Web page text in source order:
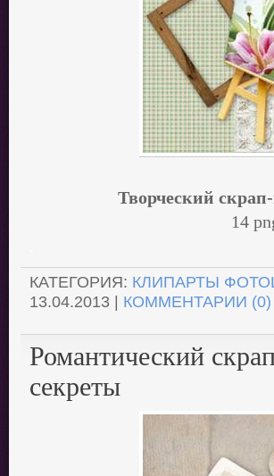
Творческий
14
КАТЕГОРИЯ: КЛИПАРТЫ
13.04.2013 | КОММЕНТАРИИ (0)
Романтический
секреты